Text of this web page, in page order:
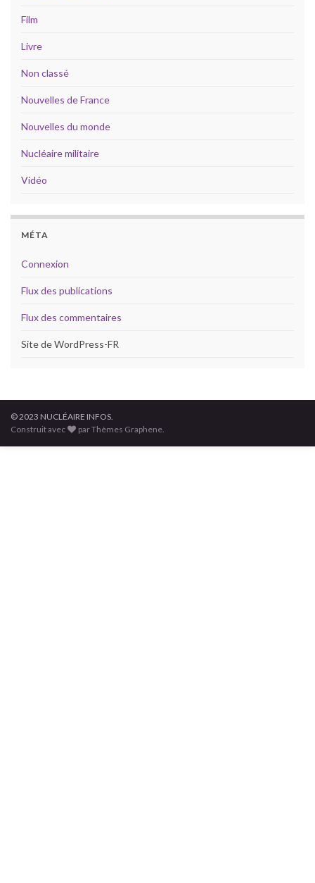
Film
Livre
Non classé
Nouvelles de France
Nouvelles du monde
Nucléaire militaire
Vidéo
MÉTA
Connexion
Flux des publications
Flux des commentaires
Site de WordPress-FR
© 2023 NUCLÉAIRE INFOS.
Construit avec
par Thèmes Graphene.